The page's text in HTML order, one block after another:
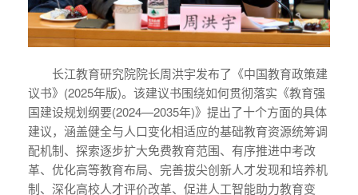
长江教育研究院院长周洪宇发布了《中国教育政策建
议书》(2025年版)。该建议书围绕如何贯彻落实《教育强
国建设规划纲要(2024—2035年)》提出了十个方面的具体
建议，涵盖健全与人口变化相适应的基础教育资源统筹调
配机制、探索逐步扩大免费教育范围、有序推进中考改
革、优化高等教育布局、完善拔尖创新人才发现和培养机
制、深化高校人才评价改革、促进人工智能助力教育变